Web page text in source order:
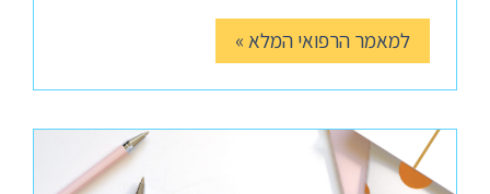
למאמר הרפואי המלא »